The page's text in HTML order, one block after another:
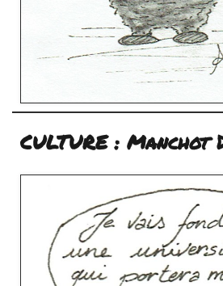
CULTURE : Manchot